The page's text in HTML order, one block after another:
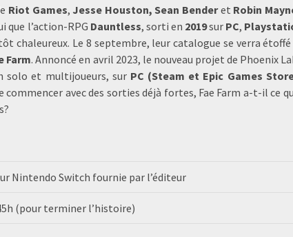
Riot Games, Jesse Houston, Sean Benderet Robin
que l’action-RPG Dauntless, sorti en 2019sur PC,
chaleureux. Le 8 septembre, leur catalogue se verra étoffé
Farm. Annoncé en avril 2023, le nouveau projet de Phoenix
solo et multijoueurs, sur PC (Steam et Epic Games
avec des sorties déjà fortes, Fae Farm a-t-il ce
Nintendo Switch fournie par l’éditeur
(pour terminer l’histoire)